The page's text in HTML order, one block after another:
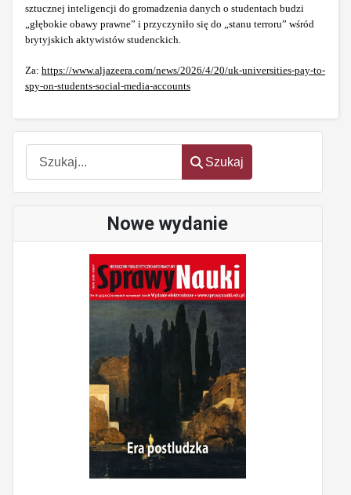
Szukaj
Szukaj
Nowe wydanie
sztucznej inteligencji do gromadzenia danych o studentach budzi
„głębokie obawy prawne” i przyczyniło się do „stanu terroru” wśród
brytyjskich aktywistów studenckich.
Za: https://www.aljazeera.com/news/2026/4/20/uk-universities-pay-to-
spy-on-students-social-media-accounts